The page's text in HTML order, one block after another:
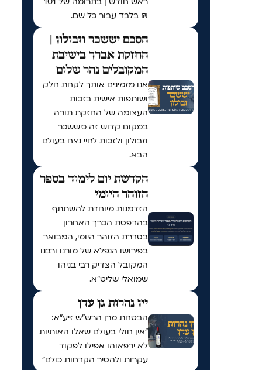
₪ בלבד עבור כל שם.
הסכם יששכר וזבולון |
החזקת אברך בישיבת
המקובלים נהר שלום
אנו מזמינים אותך לקחת חלק
ושותפות אישית בזכות
העצומה של החזקת תורה
במקום קדוש זה כיששכר
וזבולון ולזכות לחיי נצח בעולם
הבא.
הקדשת יום לימוד בספר
הזוהר היומי
הזדמנות מיוחדת להשתתף
בהדפסת הכרך האחרון
בסדרת הזוהר היומי, המבואר
בפירושו הנפלא של מורנו ורבנו
המקובל הצדיק רבי בניהו
שמואלי שליט״א.
יין נהרות גן עדן
הבטחת מרן הרש"ש זיע"א:
"אין חולי בעולם שאלו האותיות
לא ירפאוהו אפילו לפקוד
עקרות ולהסיר הקדחות כולם"